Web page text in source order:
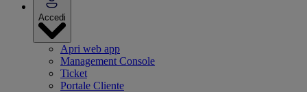
Accedi
Apri web app
Management Console
Ticket
Portale Cliente